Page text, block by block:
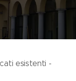
esistenti -